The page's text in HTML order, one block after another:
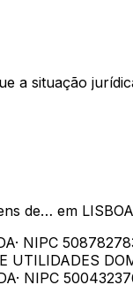
a situação
de… em LISBOA
· NIPC
UTILIDADES
· NIPC